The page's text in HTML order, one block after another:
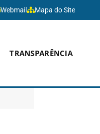
Webmail Mapa do Site
TRANSPARÊNCIA